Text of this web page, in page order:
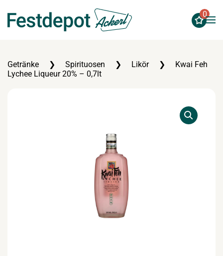
Zum Hauptinhalt springen
0
Getränke Spirituosen Likör
Kwai Feh
Lychee Liqueur 20% – 0,7lt